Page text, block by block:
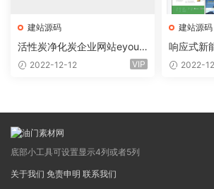
建站源码
活性炭净化炭企业网站eyouc
ms易优模板(pc+wap)
2022-12-12 VIP
建站源码
响应式新
2022-
底部小工具可设置显示4列或者5列
关于我们 免责申明 联系我们